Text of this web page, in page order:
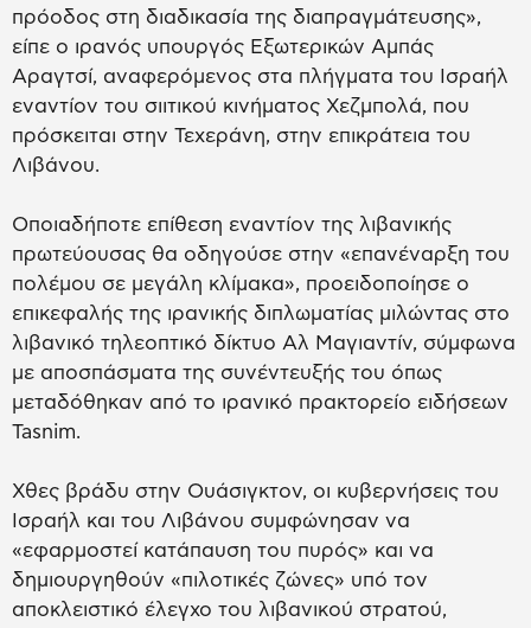
πρόοδος στη διαδικασία της διαπραγμάτευσης»,
είπε ο ιρανός υπουργός Εξωτερικών Αμπάς
Αραγτσί, αναφερόμενος στα πλήγματα του Ισραήλ
εναντίον του σιιτικού κινήματος Χεζμπολά, που
πρόσκειται στην Τεχεράνη, στην επικράτεια του
Λιβάνου.
Οποιαδήποτε επίθεση εναντίον της λιβανικής
πρωτεύουσας θα οδηγούσε στην «επανέναρξη του
πολέμου σε μεγάλη κλίμακα», προειδοποίησε ο
επικεφαλής της ιρανικής διπλωματίας μιλώντας στο
λιβανικό τηλεοπτικό δίκτυο Αλ Μαγιαντίν, σύμφωνα
με αποσπάσματα της συνέντευξής του όπως
μεταδόθηκαν από το ιρανικό πρακτορείο ειδήσεων
Tasnim.
Χθες βράδυ στην Ουάσιγκτον, οι κυβερνήσεις του
Ισραήλ και του Λιβάνου συμφώνησαν να
«εφαρμοστεί κατάπαυση του πυρός» και να
δημιουργηθούν «πιλοτικές ζώνες» υπό τον
αποκλειστικό έλεγχο του λιβανικού στρατού,